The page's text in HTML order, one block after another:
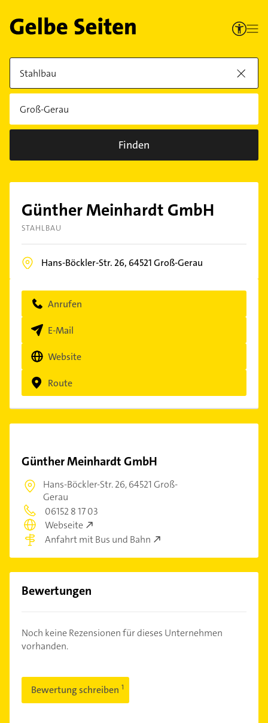
Finden
Günther Meinhardt GmbH
STAHLBAU
Hans-Böckler-Str. 26, 64521Groß-Gerau
Anrufen
E-Mail
Website
Route
Günther Meinhardt GmbH
Hans-Böckler-Str. 26,64521 Groß-
Gerau
06152 8 17 03
Webseite
Anfahrt mit Bus und Bahn
Bewertungen
Noch keine Rezensionen für dieses Unternehmen
vorhanden.
Bewertung schreiben